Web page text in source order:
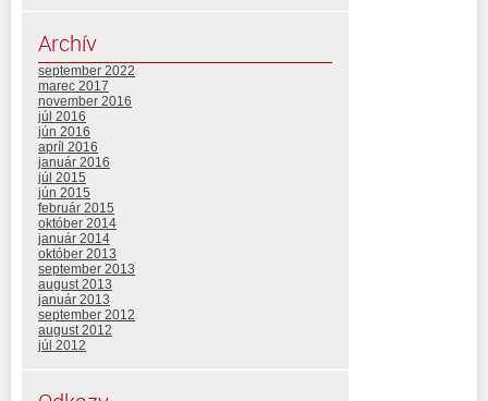
Archív
september 2022
marec 2017
november 2016
júl 2016
jún 2016
apríl 2016
január 2016
júl 2015
jún 2015
február 2015
október 2014
január 2014
október 2013
september 2013
august 2013
január 2013
september 2012
august 2012
júl 2012